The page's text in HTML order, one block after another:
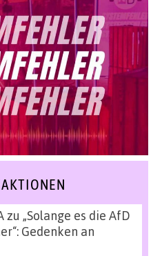
zu „Solange es die AfD
Gedenken an